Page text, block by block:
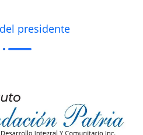
presidente